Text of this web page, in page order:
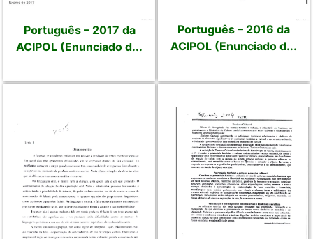
Português – 2017 da
ACIPOL (Enunciado d...
Português – 2016 da
ACIPOL (Enunciado d...